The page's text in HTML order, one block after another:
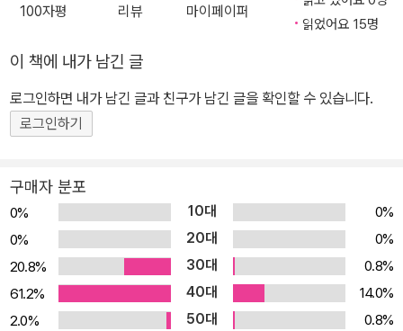
학적으로도 완성도 높은 동화책으로 평가받은 것입니다. 1권은 아로
시작됩니다. 선생님이 차린 과학교실에서 유일한 제자 아로와 그런
아로를 따라다니는 건우, 까칠한 매력이 있는 공부균 선생님의 딸 혜
리, 사자만한 고양이 에디슨... 이들은 기상천외한 과학 실험을 통해
흥미로운 과학적 발견을 해 나갑니다. 과학이 지루하기만 했던 아로
해 과학 공부에 흥미를 갖게 됩니다. 개성 넘치는 주인공들과 기발한
과학교실 안에서의 실험 이야기는 어린이는 물론이고 학부모의 관심
도 폭발적이었습니다. 이런 독자들의 기대에 부응하기 위해 ‘날씨’를
주제로 한 2권이 출간되었고, 이번 3권에서는 말썽꾸러기 아로가 지
구상의 천재인 곤충들에 대해 배우면서 ‘진짜’ 어른이 되는 것이 무엇
인지 깨달아 가는 과정을 담았습니다. 직접 곤충이 되어 세상 모든 곤
100자평 리뷰 마이페이퍼
읽었어요 15명
이 책에 내가 남긴 글
로그인하면 내가 남긴 글과 친구가 남긴 글을 확인할 수 있습니다.
로그인하기
구매자 분포
0% 10대
0%
0%
20대
0%
20.8%
30대
0.8%
61.2%
40대
14.0%
2.0%
50대
0.8%